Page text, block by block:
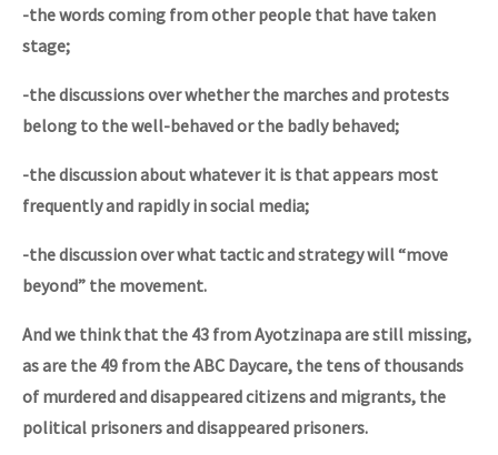
-the words coming from other people that have taken
stage;
-the discussions over whether the marches and protests
belong to the well-behaved or the badly behaved;
-the discussion about whatever it is that appears most
frequently and rapidly in social media;
-the discussion over what tactic and strategy will “move
beyond” the movement.
And we think that the 43 from Ayotzinapa are still missing,
as are the 49 from the ABC Daycare, the tens of thousands
of murdered and disappeared citizens and migrants, the
political prisoners and disappeared prisoners.